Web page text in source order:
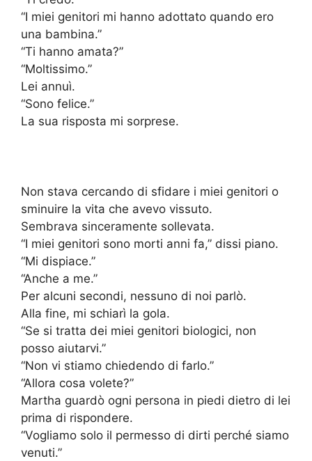
“I miei genitori mi hanno adottato quando ero
una bambina.”
“Ti hanno amata?”
“Moltissimo.”
Lei annuì.
“Sono felice.”
La sua risposta mi sorprese.
Non stava cercando di sfidare i miei genitori o
sminuire la vita che avevo vissuto.
Sembrava sinceramente sollevata.
“I miei genitori sono morti anni fa,” dissi piano.
“Mi dispiace.”
“Anche a me.”
Per alcuni secondi, nessuno di noi parlò.
Alla fine, mi schiarì la gola.
“Se si tratta dei miei genitori biologici, non
posso aiutarvi.”
“Non vi stiamo chiedendo di farlo.”
“Allora cosa volete?”
Martha guardò ogni persona in piedi dietro di lei
prima di rispondere.
“Vogliamo solo il permesso di dirti perché siamo
venuti.”